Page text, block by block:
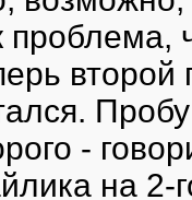
проблема,
второй
-
на 2-